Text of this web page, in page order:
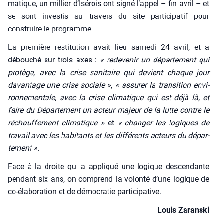
ma­tique, un mil­lier d’Isérois ont signé l’appel – fin avril – et
se sont inves­tis au tra­vers du site par­ti­ci­pa­tif pour
construire le pro­gramme.
La pre­mière res­ti­tu­tion avait lieu same­di 24 avril, et a
débou­ché sur trois axes : « rede­ve­nir un dépar­te­ment qui
pro­tège, avec la crise sani­taire qui devient chaque jour
davan­tage une crise sociale », « assu­rer la tran­si­tion envi­
ron­ne­men­tale, avec la crise cli­ma­tique qui est déjà là, et
faire du Dépar­te­ment un acteur majeur de la lutte contre le
réchauf­fe­ment cli­ma­tique »et « chan­ger les logiques de
tra­vail avec les habi­tants et les dif­fé­rents acteurs du dépar­
te­ment ».
Face à la droite qui a appli­qué une logique des­cen­dante
pen­dant six ans, on com­prend la volon­té d’une logique de
co-éla­bo­ra­tion et de démo­cra­tie par­ti­ci­pa­tive.
Louis Zarans­ki